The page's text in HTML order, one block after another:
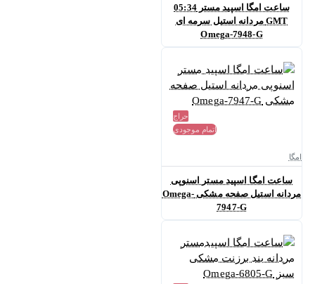
ساعت امگا اسپید مستر 05:34
GMT مردانه استیل سرمه ای
Omega-7948-G
حراج
اتمام موجودی
امگا
ساعت امگا اسپید مستر اسنوپی
مردانه استیل صفحه مشکی Omega-
7947-G